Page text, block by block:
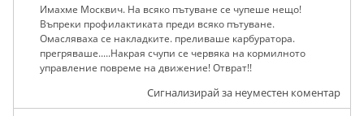
Имахме Москвич. На всяко пътуване се чупеше нещо!
Въпреки профилактиката преди всяко пътуване.
Омасляваха се накладките. преливаше карбуратора.
прегряваше.....Накрая счупи се червяка на кормилното
управление повреме на движение! Отврат!!
Сигнализирай за неуместен коментар